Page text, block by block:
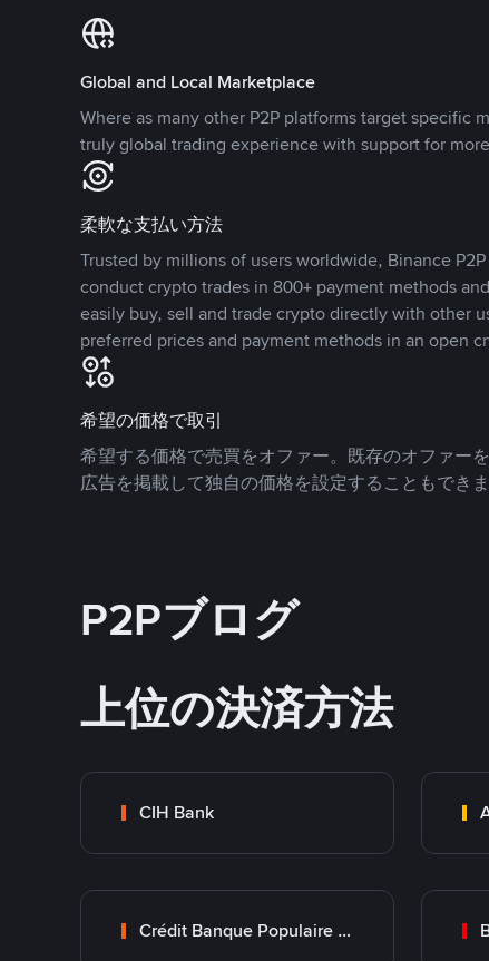
Global and Local Marketplace
Where as many other P2P platforms target specific
truly global trading experience with support for
柔軟な支払い方法
Trusted by millions of users worldwide, Binance
conduct crypto trades in 800+ payment methods
easily buy, sell and trade crypto directly with other
preferred prices and payment methods in an open
希望の価格で取引
希望する価格で売買をオファー。既存のオファー
広告を掲載して独自の価格を設定することもできま
P2Pブログ
上位の決済方法
CIH Bank
Crédit Banque Populaire du Maroc